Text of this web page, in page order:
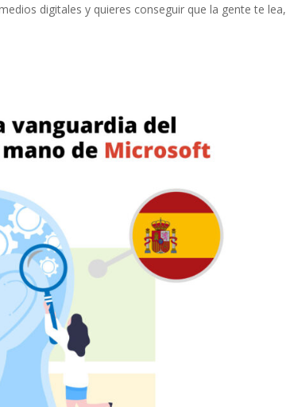
digitales y quieres conseguir que la gente te lea,